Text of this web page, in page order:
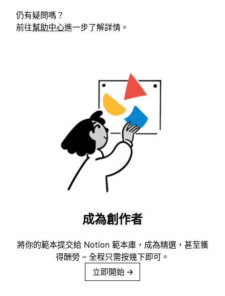
仍有疑問嗎？
前往幫助中心進一步了解詳情。
成為創作者
將你的範本提交給 Notion 範本庫，成為精選，甚至獲
得酬勞 – 全程只需按幾下即可。
立即開始 →